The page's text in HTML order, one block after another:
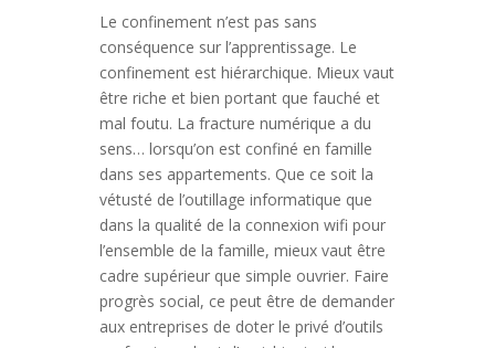
Le confinement n’est pas sans
conséquence sur l’apprentissage. Le
confinement est hiérarchique. Mieux vaut
être riche et bien portant que fauché et
mal foutu. La fracture numérique a du
sens… lorsqu’on est confiné en famille
dans ses appartements. Que ce soit la
vétusté de l’outillage informatique que
dans la qualité de la connexion wifi pour
l’ensemble de la famille, mieux vaut être
cadre supérieur que simple ouvrier. Faire
progrès social, ce peut être de demander
aux entreprises de doter le privé d’outils